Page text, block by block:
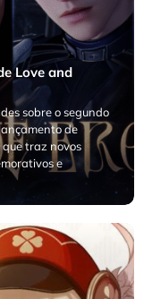
Love and
sobre o segundo
de
traz novos
e